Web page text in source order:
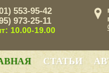
553-95-42
973-25-11
10.00-19.00
СТАТЬИ